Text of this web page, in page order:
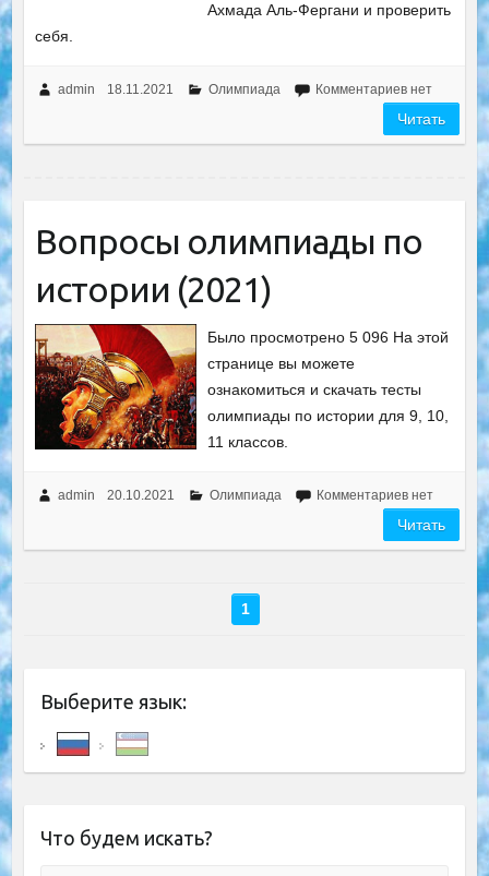
Ахмада Аль-Фергани и проверить
себя.
admin 18.11.2021 Олимпиада Комментариев нет
Читать
Вопросы олимпиады по
истории (2021)
Было просмотрено 5 096 На этой
странице вы можете
ознакомиться и скачать тесты
олимпиады по истории для 9, 10,
11 классов.
admin 20.10.2021 Олимпиада Комментариев нет
Читать
1
Выберите язык:
Что будем искать?